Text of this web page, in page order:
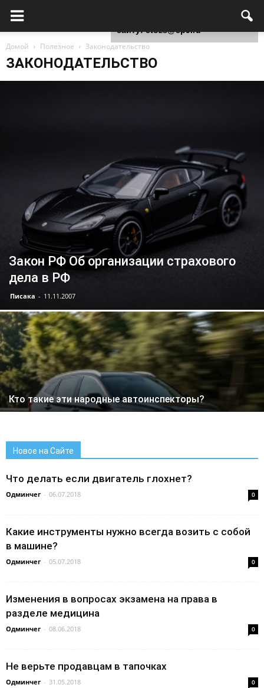
Домой Полезное Законодательство
ЗАКОНОДАТЕЛЬСТВО
Закон РФ Об организации страхового
дела в РФ
Писака - 11.11.2007
Кто такие эти народные автоинспекторы?
Новое на Сайте
Что делать если двигатель глохнет?
Одминчег - 06.07.2018 0
Какие инструменты нужно всегда возить с собой
в машине?
Одминчег - 05.07.2018 0
Изменения в вопросах экзамена на права в
разделе медицина
Одминчег - 08.06.2018 0
Не верьте продавцам в тапочках
Одминчег - 31.05.2018 0
сайту: ctozs@cp9.ru